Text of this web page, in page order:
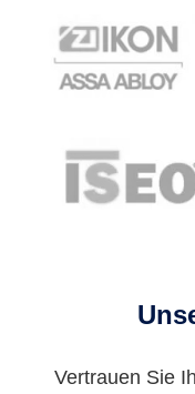
Vertrauen Sie